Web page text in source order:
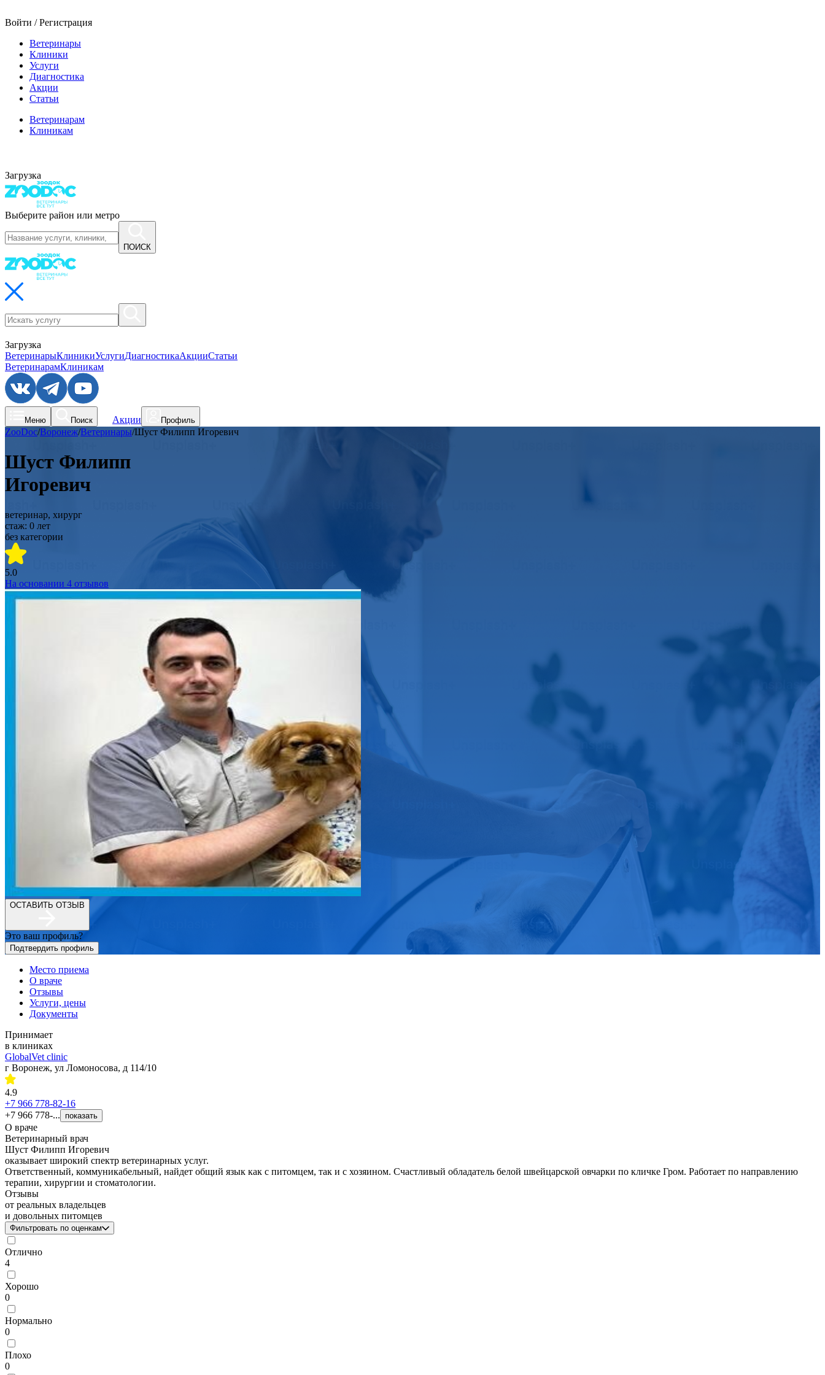
Войти / Регистрация
Ветеринары
Клиники
Услуги
Диагностика
Акции
Статьи
Ветеринарам
Клиникам
Загрузка
Выберите район или метро
ПОИСК
Загрузка
ВетеринарыКлиникиУслугиДиагностикаАкцииСтатьи
ВетеринарамКлиникам
Меню Поиск Акции Профиль
ZooDoc/Воронеж/Ветеринары/Шуст Филипп Игоревич
Шуст Филипп
Игоревич
ветеринар, хирург
стаж: 0 лет
без категории
5.0
На основании 4 отзывов
ОСТАВИТЬ ОТЗЫВ
Это ваш профиль?
Подтвердить профиль
Место приема
О враче
Отзывы
Услуги, цены
Документы
Принимает
в клиниках
GlobalVet clinic
г Воронеж, ул Ломоносова, д 114/10
4.9
+7 966 778-82-16
+7 966 778-...
показать
О враче
Ветеринарный врач
Шуст Филипп Игоревич
оказывает широкий спектр ветеринарных услуг.
Ответственный, коммуникабельный, найдет общий язык как с питомцем, так и с хозяином. Счастливый обладатель белой швейцарской овчарки по кличке Гром. Работает по направлению
терапии, хирургии и стоматологии.
Отзывы
от реальных владельцев
и довольных питомцев
Фильтровать по оценкам
Отлично
4
Хорошо
0
Нормально
0
Плохо
0